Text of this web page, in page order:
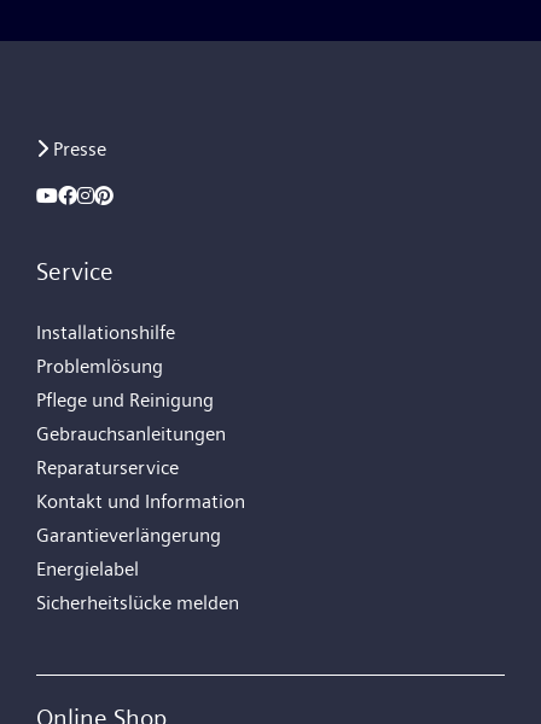
Presse
Service
Installationshilfe
Problemlösung
Pflege und Reinigung
Gebrauchsanleitungen
Reparaturservice
Kontakt und Information
Garantieverlängerung
Energielabel
Sicherheitslücke melden
Online Shop